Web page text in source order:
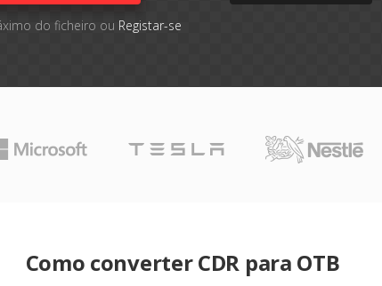
do ficheiro ou Registar-se
Como converter CDR para OTB